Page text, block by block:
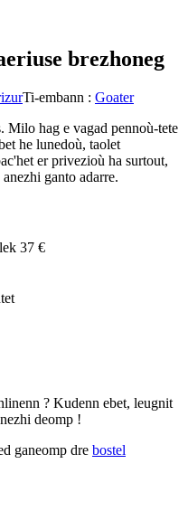
e brezhoneg
Ti-embann : Goater
Milo hag e vagad pennoù-tete
he lunedoù, taolet
er privezioù ha surtout,
ganto adarre.
37 €
? Kudenn ebet, leugnit
deomp !
ganeomp dre bostel